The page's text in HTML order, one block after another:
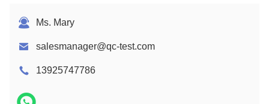
Ms. Mary
salesmanager@qc-test.com
13925747786